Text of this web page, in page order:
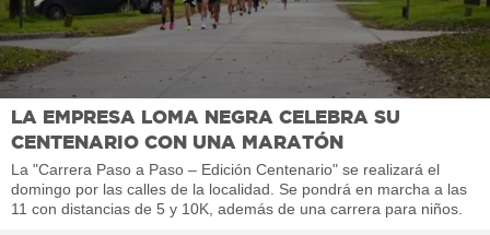
LA EMPRESA LOMA NEGRA CELEBRA SU
CENTENARIO CON UNA MARATÓN
La "Carrera Paso a Paso – Edición Centenario" se realizará el
domingo por las calles de la localidad. Se pondrá en marcha a las
11 con distancias de 5 y 10K, además de una carrera para niños.